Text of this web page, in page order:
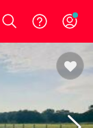
Login